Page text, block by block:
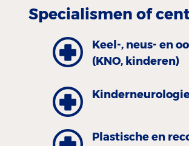
Specialismen of
Keel-, neus- en
(KNO, kinderen)
Plastische en